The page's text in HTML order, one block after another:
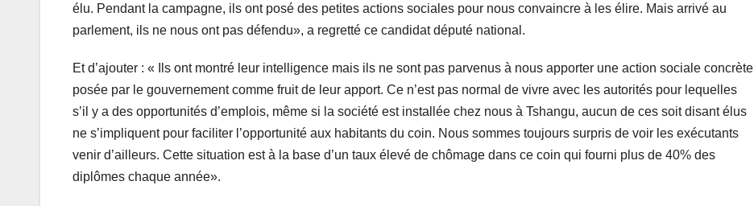
élu. Pendant la campagne, ils ont posé des petites actions sociales pour nous convaincre à les élire. Mais arrivé au
parlement, ils ne nous ont pas défendu», a regretté ce candidat député national.
Et d’ajouter : « Ils ont montré leur intelligence mais ils ne sont pas parvenus à nous apporter une action sociale concrète
posée par le gouvernement comme fruit de leur apport. Ce n’est pas normal de vivre avec les autorités pour lequelles
s’il y a des opportunités d’emplois, même si la société est installée chez nous à Tshangu, aucun de ces soit disant élus
ne s’impliquent pour faciliter l’opportunité aux habitants du coin. Nous sommes toujours surpris de voir les exécutants
venir d’ailleurs. Cette situation est à la base d’un taux élevé de chômage dans ce coin qui fourni plus de 40% des
diplômes chaque année».